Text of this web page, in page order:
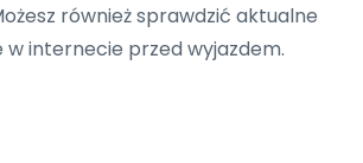
również sprawdzić aktualne
internecie przed wyjazdem.